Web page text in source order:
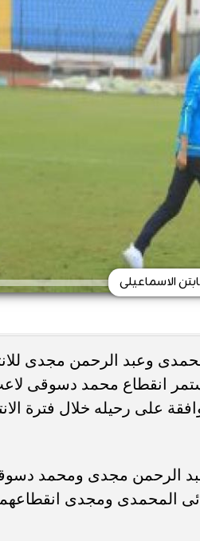
الاسماعيلى
وعبد الرحمن مجدى
انقطاع محمد دسوقى
على رحيله خلال فترة
المحمدى ومجدى